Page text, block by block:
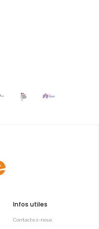
Infos utiles
Contactez-nous